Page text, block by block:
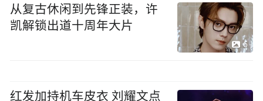
从复古休闲到先锋正装，许
凯解锁出道十周年大片
6
红发加持机车皮衣 刘耀文点